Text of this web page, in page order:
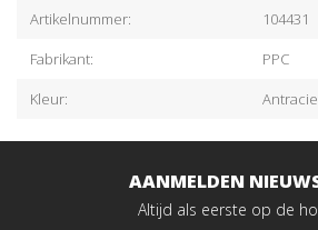
Artikelnummer:
104431
Fabrikant:
PPC
Kleur:
AANMELDEN
Altijd als eerste op de